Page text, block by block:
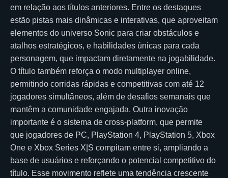
em relação aos títulos anteriores. Entre os destaques
estão pistas mais dinâmicas e interativas, que aproveitam
elementos do universo Sonic para criar obstáculos e
atalhos estratégicos, e habilidades únicas para cada
personagem, que impactam diretamente na jogabilidade.
O título também reforça o modo multiplayer online,
permitindo corridas rápidas e competitivas com até 12
jogadores simultâneos, além de desafios semanais que
mantêm a comunidade engajada. Outra inovação
importante é o sistema de cross-platform, que permite
que jogadores de PC, PlayStation 4, PlayStation 5, Xbox
One e Xbox Series X|S compitam entre si, ampliando a
base de usuários e reforçando o potencial competitivo do
título. Esse movimento reflete uma tendência crescente